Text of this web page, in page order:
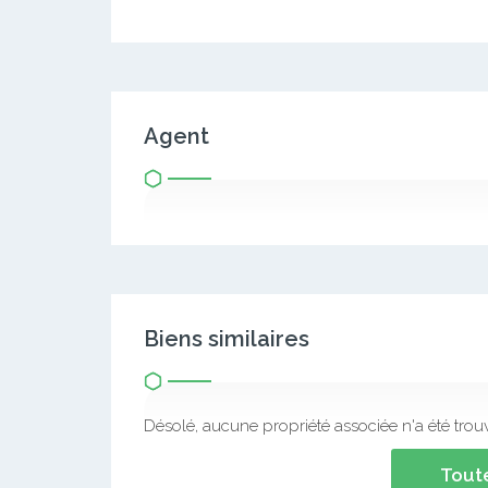
Agent
Biens similaires
Désolé, aucune propriété associée n'a été